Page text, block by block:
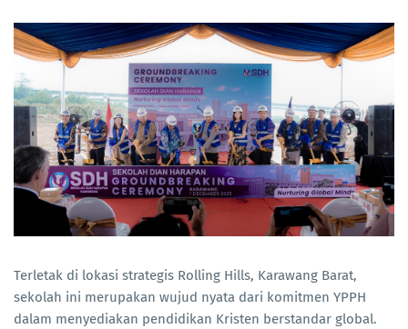
Terletak di lokasi strategis Rolling Hills, Karawang Barat,
sekolah ini merupakan wujud nyata dari komitmen YPPH
dalam menyediakan pendidikan Kristen berstandar global.